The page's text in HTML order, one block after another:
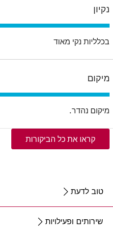
נקיון
בכלליות נקי מאוד
מיקום
מיקום נהדר.
קראו את כל הביקורות
טוב לדעת
שירותים ופעילויות